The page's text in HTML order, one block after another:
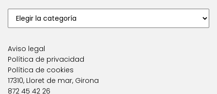
Aviso legal
Política de privacidad
Política de cookies
17310, Lloret de mar, Girona
872 45 42 26